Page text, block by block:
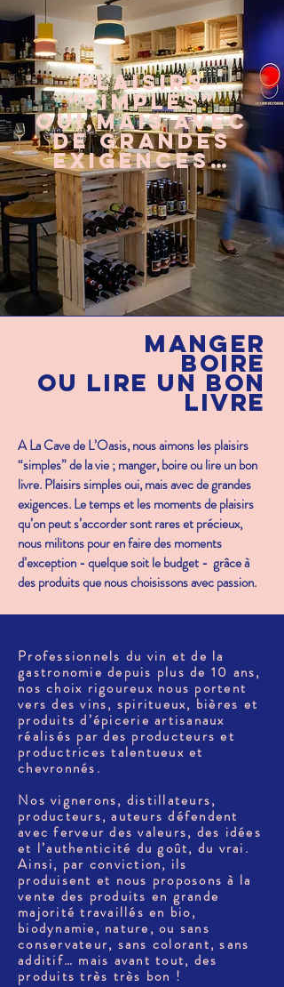
Plaisirs
“simples”
oui,mais avec
de grandes
exigences…
manger
boire
ou lire un bon
livre
A La Cave de L’Oasis, nous aimons les plaisirs
“simples” de la vie ; manger, boire ou lire un bon
livre. Plaisirs simples oui, mais avec de grandes
exigences. Le temps et les moments de plaisirs
qu’on peut s’accorder sont rares et précieux,
nous militons pour en faire des moments
d’exception - quelque soit le budget - grâce à
des produits que nous choisissons avec passion.
Professionnels du vin et de la
gastronomie depuis plus de 10 ans,
nos choix rigoureux nous portent
vers des vins, spiritueux, bières et
produits d’épicerie artisanaux
réalisés par des producteurs et
productrices talentueux et
chevronnés.
Nos vignerons, distillateurs,
producteurs, auteurs défendent
avec ferveur des valeurs, des idées
et l’authenticité du goût, du vrai.
Ainsi, par conviction, ils
produisent et nous proposons à la
vente des produits en grande
majorité travaillés en bio,
biodynamie, nature, ou sans
conservateur, sans colorant, sans
additif… mais avant tout, des
produits très très bon !